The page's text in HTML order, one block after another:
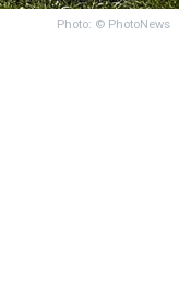
Photo: © PhotoNews